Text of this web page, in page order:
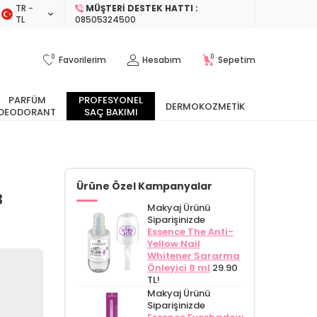
TR −
TL
MÜŞTERI DESTEK HATTI :
08505324500
0 Favorilerim Hesabım 0 Sepetim
PARFÜM
PROFESYONEL
SAÇ BAKIMI
DERMOKOZMETIK
Ürüne Özel Kampanyalar
Makyaj Ürünü
Siparişinizde
Essence The Anti-
Yellow Nail
Whitener Sararma
Önleyici 8 ml 29.90
TL!
Makyaj Ürünü
Siparişinizde